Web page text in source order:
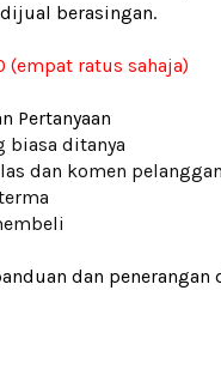
berasingan.
(empat ratus sahaja)
Pertanyaan
biasa ditanya
dan komen pelanggan
dan